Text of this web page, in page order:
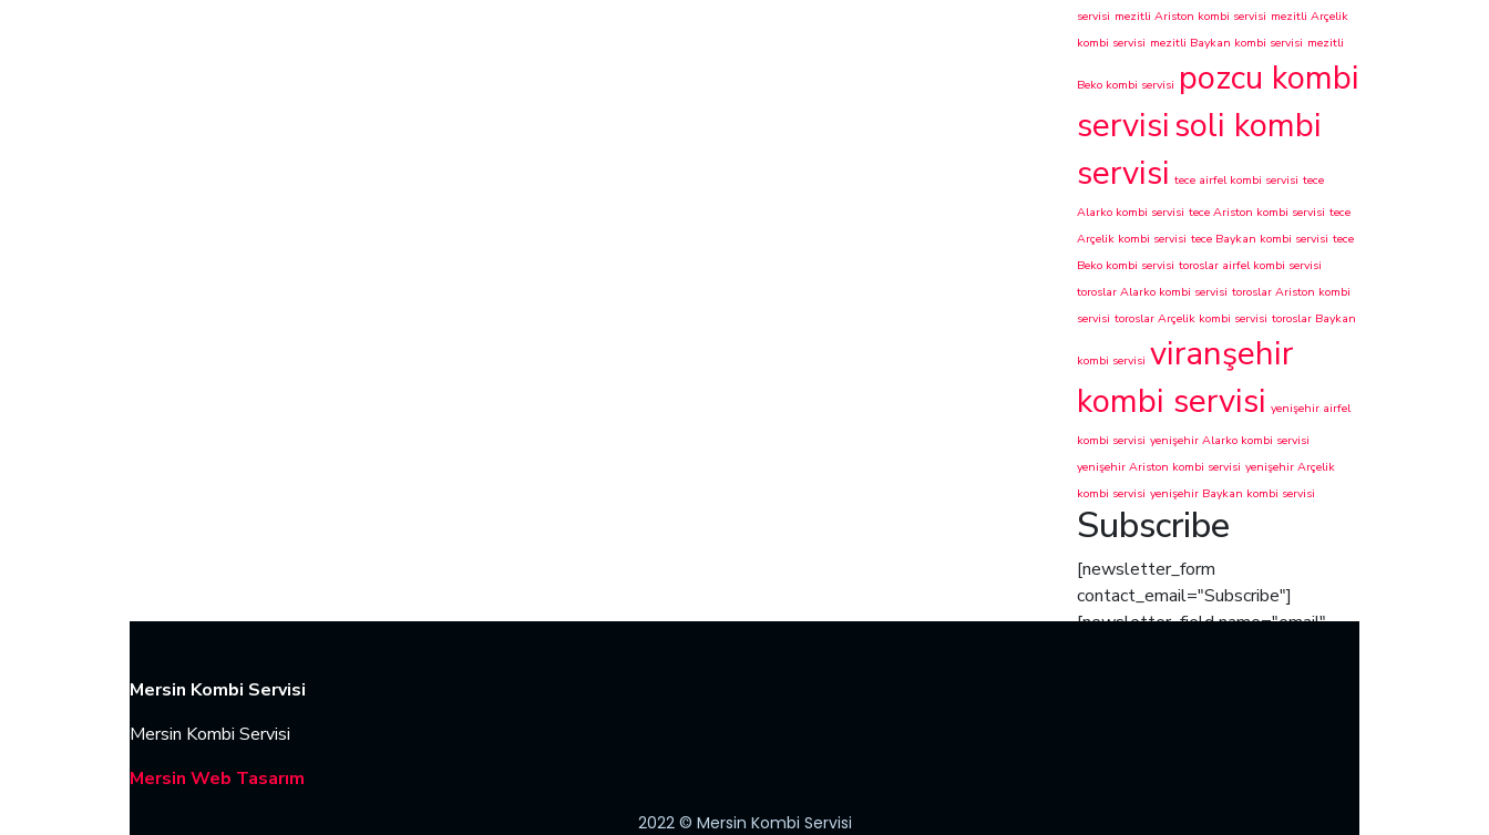
servisi mezitli Ariston kombi servisi mezitli Arçelik
kombi servisi mezitli Baykan kombi servisi mezitli
Beko kombi servisi pozcu kombi
servisisoli kombi
servisi tece airfel kombi servisi tece
Alarko kombi servisi tece Ariston kombi servisi tece
Arçelik kombi servisi tece Baykan kombi servisi tece
Beko kombi servisi toroslar airfel kombi servisi
toroslar Alarko kombi servisi toroslar Ariston kombi
servisi toroslar Arçelik kombi servisi toroslar Baykan
kombi servisi viranşehir
kombi servisi yenişehir airfel
kombi servisi yenişehir Alarko kombi servisi
yenişehir Ariston kombi servisi yenişehir Arçelik
kombi servisi yenişehir Baykan kombi servisi
Subscribe
[newsletter_form
contact_email="Subscribe"]
[newsletter_field name="email"
Mersin Kombi Servisi
Mersin Kombi Servisi
Mersin Web Tasarım
2022© Mersin Kombi Servisi